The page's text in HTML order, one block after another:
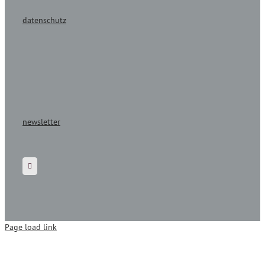
datenschutz
newsletter
Page load link